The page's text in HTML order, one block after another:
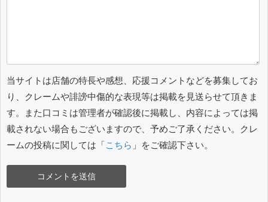
当サイトは店舗の特長や感想、応援コメントなどを募集してお
り、クレームや誹謗中傷的な表現等は掲載を見送らせて頂きま
す。また口コミは管理者が確認後に掲載し、内容によっては掲
載されない場合もございますので、予めご了承ください。クレ
ームの投稿に関しては「こちら 」をご確認下さい。